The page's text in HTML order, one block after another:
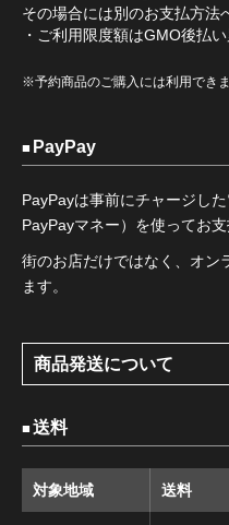
その場合には別のお支払方法
・ご利用限度額はGMO後払
※予約商品のご購入には利用できま
PayPay
PayPayは事前にチャージし
PayPayマネー）を使ってお
街のお店だけではなく、オン
ます。
商品発送について
送料
対象地域 送料